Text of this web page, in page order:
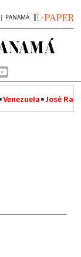
PANAMÁ
Venezuela José